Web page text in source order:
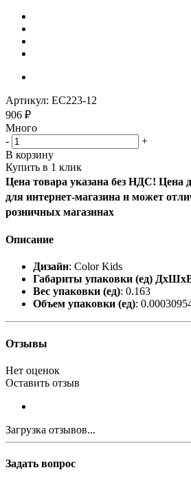
Артикул: EC223-12
906 ₽
Много
-
+
В корзину
Купить в 1 клик
Цена товара указана без НДС! Цена
для интернет-магазина и может
розничных магазинах
Описание
Дизайн: Color Kids
Габариты упаковки (ед)
Вес упаковки (ед): 0.163
Объем упаковки (ед):
Отзывы
Нет оценок
Оставить отзыв
Загрузка отзывов...
Задать вопрос